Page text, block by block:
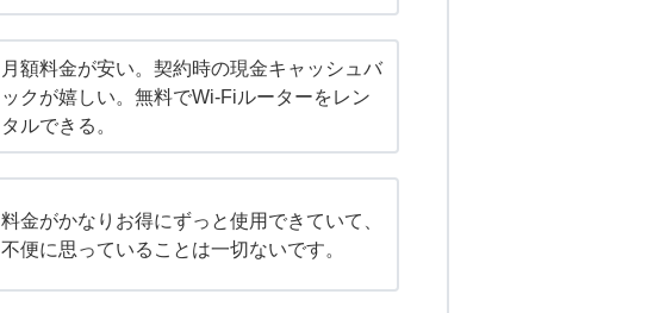
月額料金が安い。契約時の現金キャッシュバ
ックが嬉しい。無料でWi-Fiルーターをレン
タルできる。
料金がかなりお得にずっと使用できていて、
不便に思っていることは一切ないです。